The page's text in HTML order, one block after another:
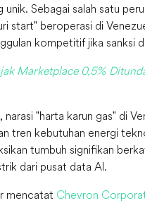
unik. Sebagai salah satu
start" beroperasi di
kompetitif jika sanksi
Marketplace 0,5%
narasi "harta karun gas" di
tren kebutuhan energi
tumbuh signifikan
dari pusat data AI.
mencatat Chevron